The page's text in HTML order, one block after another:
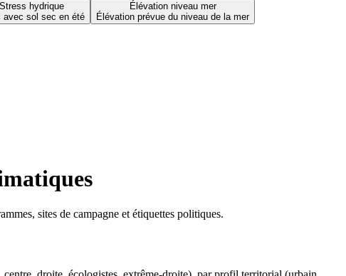
Stress hydrique
avec sol sec en été
Élévation niveau mer
Élévation prévue du niveau de la mer
sites de campagne et étiquettes politiques.